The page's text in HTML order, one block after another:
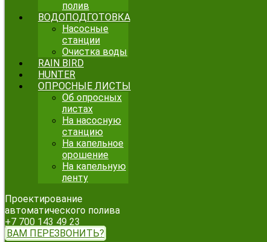
полив
ВОДОПОДГОТОВКА
Насосные
станции
Очистка воды
RAIN BIRD
HUNTER
ОПРОСНЫЕ ЛИСТЫ
Об опросных
листах
На насосную
станцию
На капельное
орошение
На капельную
ленту
Проектирование
автоматического полива
+7 700 143 49 23
ВАМ ПЕРЕЗВОНИТЬ?